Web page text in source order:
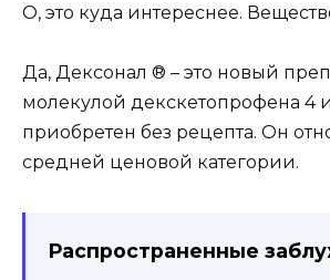
О, это куда интереснее.
Да, Дексонал ® – это новый
молекулой декскетопрофена 4
приобретен без рецепта. Он
средней ценовой категории.
Распространенные